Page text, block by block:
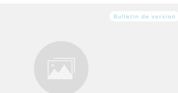
Bulletin de version